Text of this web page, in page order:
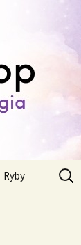
Ryby
Szukaj: